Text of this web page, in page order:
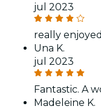
jul 2023
really
Una K.
jul 2023
Fantastic. A
Madeleine K.